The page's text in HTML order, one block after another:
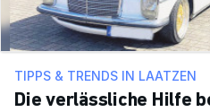
TIPPS & TRENDS IN LAATZEN
Die verlässliche Hilfe